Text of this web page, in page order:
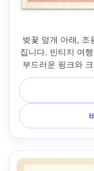
벚꽃 덮개 아래, 조
집니다. 빈티지 여
부드러운 핑크와
으로 꽃잎, 헤드라
룩이 있는 현대적인
리와 포스터 프레